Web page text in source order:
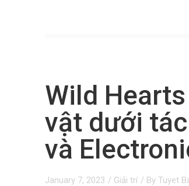
Wild
vật dưới
và
January 7, 2023 / Giải trí / By Tuyet